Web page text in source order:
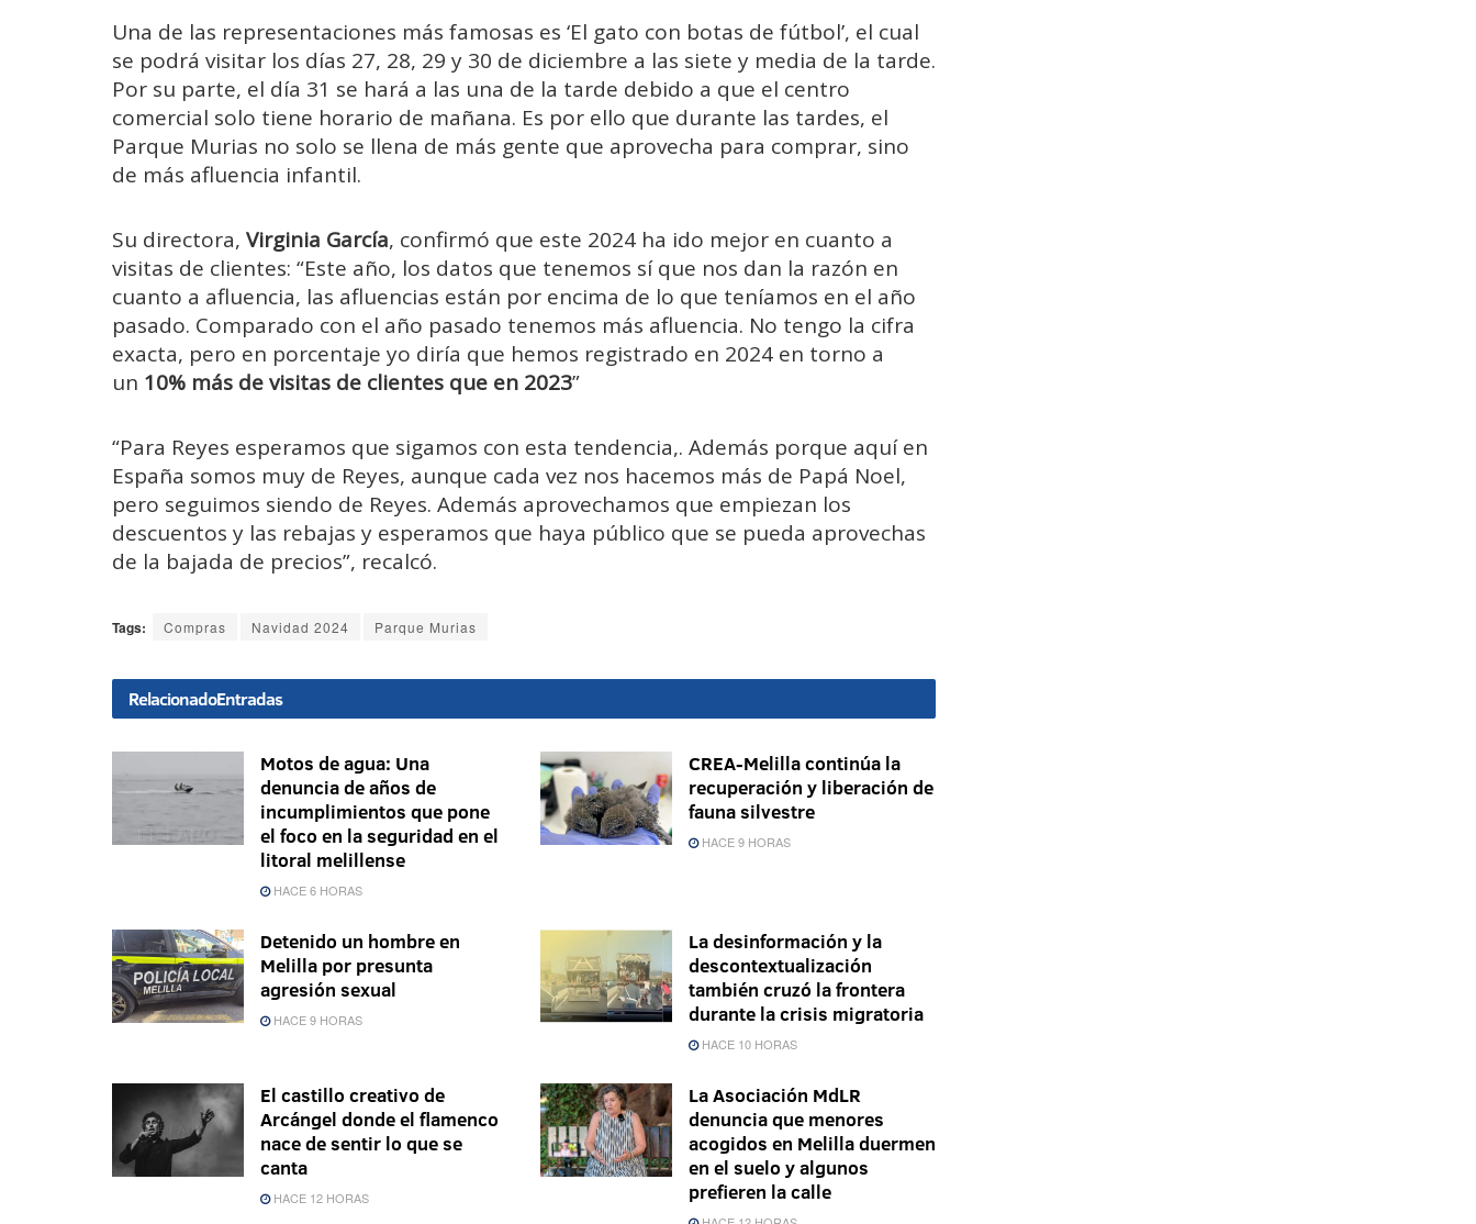
Una de las representaciones más famosas es ‘El gato con botas de fútbol’, el cual
se podrá visitar los días 27, 28, 29 y 30 de diciembre a las siete y media de la tarde.
Por su parte, el día 31 se hará a las una de la tarde debido a que el centro
comercial solo tiene horario de mañana. Es por ello que durante las tardes, el
Parque Murias no solo se llena de más gente que aprovecha para comprar, sino
de más afluencia infantil.
Su directora, Virginia García, confirmó que este 2024 ha ido mejor en cuanto a
visitas de clientes: “Este año, los datos que tenemos sí que nos dan la razón en
cuanto a afluencia, las afluencias están por encima de lo que teníamos en el año
pasado. Comparado con el año pasado tenemos más afluencia. No tengo la cifra
exacta, pero en porcentaje yo diría que hemos registrado en 2024 en torno a
un 10% más de visitas de clientes que en 2023”
“Para Reyes esperamos que sigamos con esta tendencia,. Además porque aquí en
España somos muy de Reyes, aunque cada vez nos hacemos más de Papá Noel,
pero seguimos siendo de Reyes. Además aprovechamos que empiezan los
descuentos y las rebajas y esperamos que haya público que se pueda aprovechas
de la bajada de precios”, recalcó.
Tags: Compras Navidad 2024 Parque Murias
RelacionadoEntradas
Motos de agua: Una
denuncia de años de
incumplimientos que pone
el foco en la seguridad en el
litoral melillense
HACE 6 HORAS
CREA-Melilla continúa la
recuperación y liberación de
fauna silvestre
HACE 9 HORAS
Detenido un hombre en
Melilla por presunta
agresión sexual
HACE 9 HORAS
La desinformación y la
descontextualización
también cruzó la frontera
durante la crisis migratoria
HACE 10 HORAS
El castillo creativo de
Arcángel donde el flamenco
nace de sentir lo que se
canta
HACE 12 HORAS
La Asociación MdLR
denuncia que menores
acogidos en Melilla duermen
en el suelo y algunos
prefieren la calle